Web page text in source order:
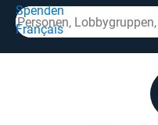
Spenden
Français